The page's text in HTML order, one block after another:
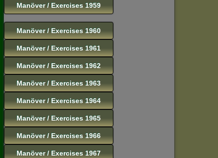
Manöver / Exercises 1959
Manöver / Exercises 1960
Manöver / Exercises 1961
Manöver / Exercises 1962
Manöver / Exercises 1963
Manöver / Exercises 1964
Manöver / Exercises 1965
Manöver / Exercises 1966
Manöver / Exercises 1967